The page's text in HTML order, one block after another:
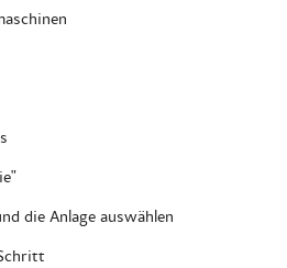
die Anlage auswählen